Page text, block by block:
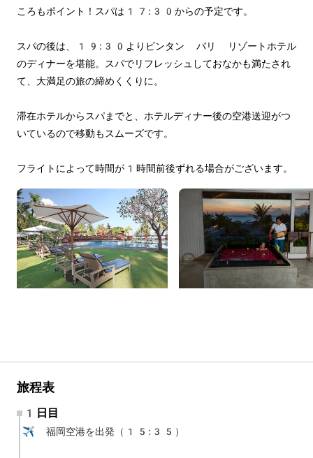
ころもポイント！スパは17:30からの予定です。
スパの後は、19:30よりビンタン バリ リゾートホテル
のディナーを堪能。スパでリフレッシュしておなかも満たされ
て、大満足の旅の締めくくりに。
滞在ホテルからスパまでと、ホテルディナー後の空港送迎がつ
いているので移動もスムーズです。
フライトによって時間が1時間前後ずれる場合がございます。
旅程表
1日目
✈️ 福岡空港を出発（15:35）